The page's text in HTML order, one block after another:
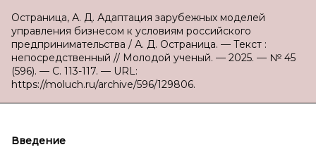
Остраница, А. Д. Адаптация зарубежных моделей
управления бизнесом к условиям российского
предпринимательства / А. Д. Остраница. — Текст :
непосредственный // Молодой ученый. — 2025. — № 45
(596). — С. 113-117. — URL:
https://moluch.ru/archive/596/129806.
Введение